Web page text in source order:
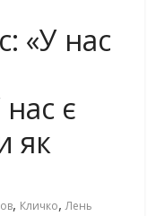
«У нас
є
як
, Кличко,Лень